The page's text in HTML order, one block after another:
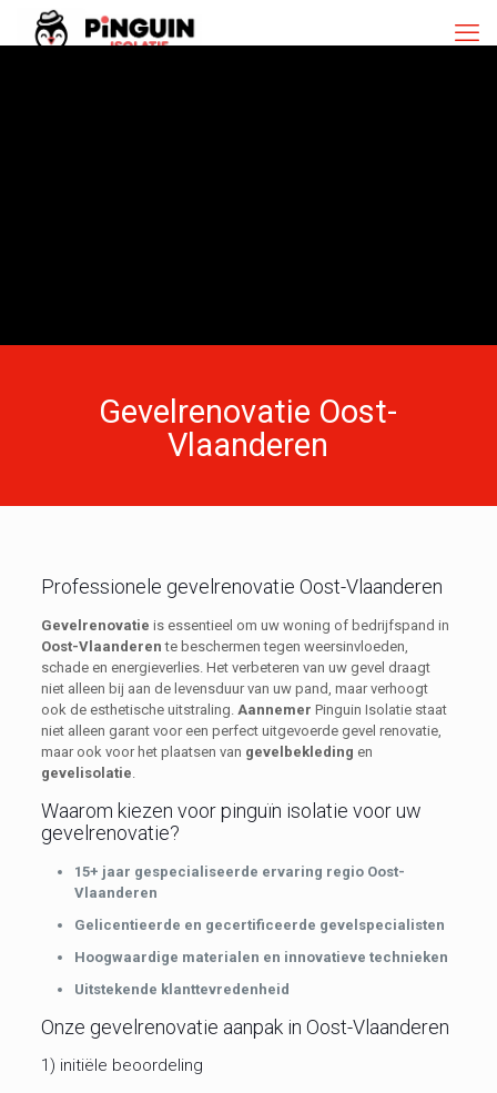
Gevelrenovatie Oost-
Vlaanderen
Professionele gevelrenovatie Oost-Vlaanderen
Gevelrenovatie is essentieel om uw woning of bedrijfspand in
Oost-Vlaanderen te beschermen tegen weersinvloeden,
schade en energieverlies. Het verbeteren van uw gevel draagt
niet alleen bij aan de levensduur van uw pand, maar verhoogt
ook de esthetische uitstraling. Aannemer Pinguin Isolatie staat
niet alleen garant voor een perfect uitgevoerde gevel renovatie,
maar ook voor het plaatsen van gevelbekleding en
gevelisolatie
Waarom kiezen voor pinguïn isolatie voor uw
gevelrenovatie?
15+ jaar gespecialiseerde ervaring regio Oost-
Vlaanderen
Gelicentieerde en gecertificeerde gevelspecialisten
Hoogwaardige materialen en innovatieve technieken
Uitstekende klanttevredenheid
Onze gevelrenovatie aanpak in Oost-Vlaanderen
1) initiële beoordeling